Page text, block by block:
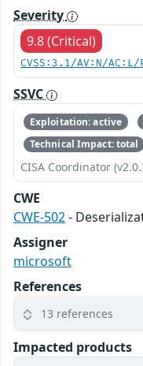
Severity
9.8 (Critical)
CVSS:3.1/AV:N/
SSVC
Exploitation: active
Technical Impact: total
CISA Coordinator
CWE
CWE-502-
Assigner
microsoft
References
13 references
Impacted products